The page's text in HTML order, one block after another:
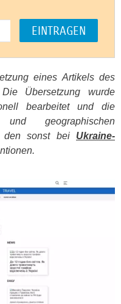
eines Artikels des
Übersetzung wurde
bearbeitet und die
geographischen
den sonst bei Ukraine-